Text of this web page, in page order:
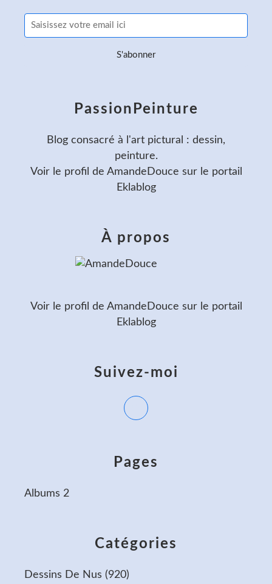
Catégories
Dessins De Nus (920)
Pages
Albums 2
PassionPeinture
Blog consacré à l'art pictural : dessin,
peinture.
Voir le profil de AmandeDouce sur le portail
Eklablog
Suivez-moi
À propos
Voir le profil de AmandeDouce sur le portail
Eklablog